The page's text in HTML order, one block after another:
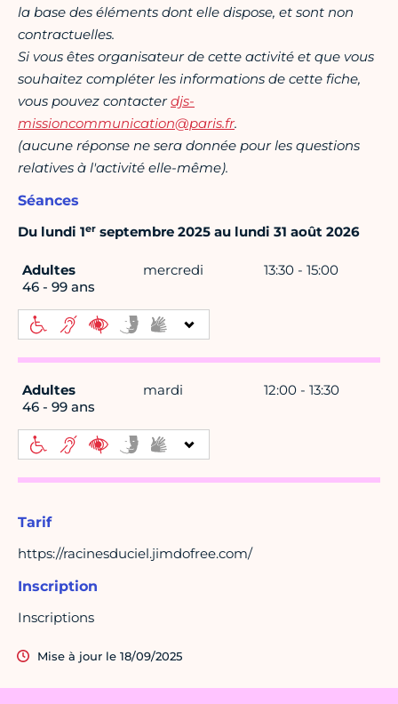
la base des éléments dont elle dispose, et sont non
contractuelles.
Si vous êtes organisateur de cette activité et que vous
souhaitez compléter les informations de cette fiche,
vous pouvez contacterdjs-
missioncommunication@paris.fr.
(aucune réponse ne sera donnée pour les questions
relatives à l'activité elle-même).
Séances
Du lundi 1er septembre 2025 au lundi 31 août 2026
Adultes
46 - 99 ans
mercredi 13:30 - 15:00
Adultes
46 - 99 ans
mardi 12:00 - 13:30
Tarif
https://racinesduciel.jimdofree.com/
Inscription
Inscriptions
Mise à jour le 18/09/2025